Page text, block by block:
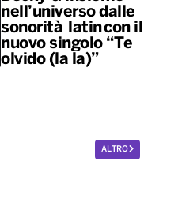
nell’universo dalle
sonorità latin con il
nuovo singolo “Te
olvido (la la)”
ALTRO